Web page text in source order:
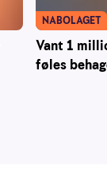
Vant 1
føles
NABOLAGET